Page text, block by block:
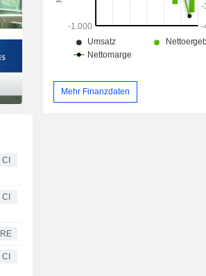
CI
CI
RE
CI
Mehr Finanzdaten